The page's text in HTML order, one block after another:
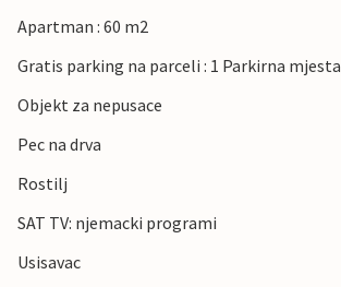
Apartman : 60 m2
Gratis parking na parceli : 1 Parkirna mjesta
Objekt za nepusace
Pec na drva
Rostilj
SAT TV: njemacki programi
Usisavac